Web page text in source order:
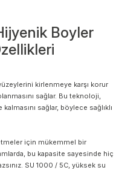
Boyler
kirlenmeye karşı korur
sağlar. Bu teknoloji,
sağlar, böylece sağlıklı
için mükemmel bir
bu kapasite sayesinde hiç
SU 1000 / 5C, yüksek su